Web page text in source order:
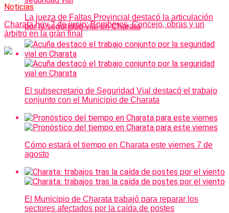
Noticias
Charata hoy 2 de junio: Bomberos, Concejo, obras y un
árbitro en la gran final
La jueza de Faltas Provincial destacó la articulación
por la seguridad vial en Charata
El subsecretario de Seguridad Vial destacó el trabajo
conjunto con el Municipio de Charata
Cómo estará el tiempo en Charata este viernes 7 de
agosto
El Municipio de Charata trabajó para reparar los
sectores afectados por la caída de postes